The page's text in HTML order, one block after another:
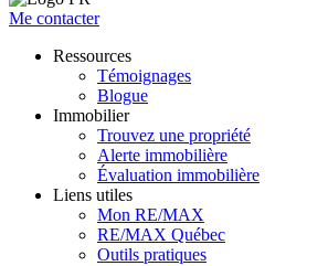
Me contacter
Ressources
Témoignages
Blogue
Immobilier
Trouvez une propriété
Alerte immobilière
Évaluation immobilière
Liens utiles
Mon RE/MAX
RE/MAX Québec
Outils pratiques